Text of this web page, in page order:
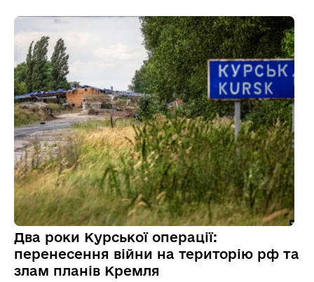
Два роки Курської операції:
перенесення війни на територію рф та
злам планів Кремля